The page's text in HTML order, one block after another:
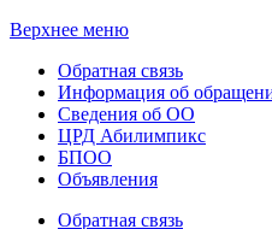
Верхнее меню
Обратная связь
Информация об
Сведения об ОО
ЦРД Абилимпикс
БПОО
Объявления
Обратная связь